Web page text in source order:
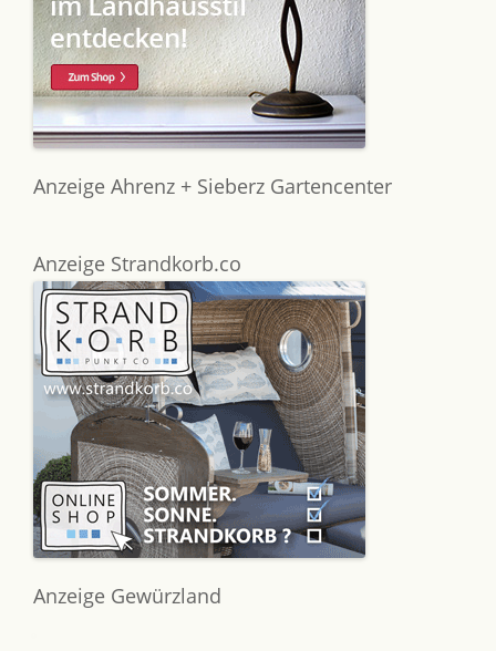
Anzeige Ahrenz + Sieberz Gartencenter
Anzeige Strandkorb.co
Anzeige Gewürzland